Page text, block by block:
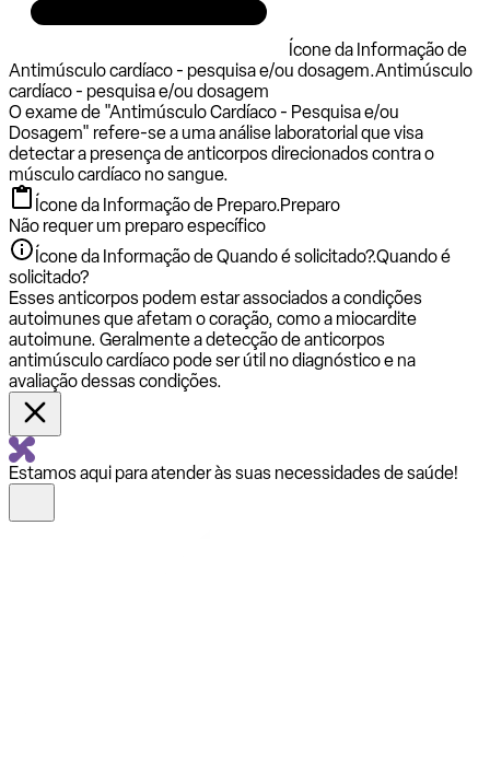
Ícone da Informação de
Antimúsculo cardíaco - pesquisa e/ou dosagem.Antimúsculo
cardíaco - pesquisa e/ou dosagem
O exame de "Antimúsculo Cardíaco - Pesquisa e/ou
Dosagem" refere-se a uma análise laboratorial que visa
detectar a presença de anticorpos direcionados contra o
músculo cardíaco no sangue.
Ícone da Informação de Preparo.Preparo
Não requer um preparo específico
Ícone da Informação de Quando é solicitado?.Quando é
solicitado?
Esses anticorpos podem estar associados a condições
autoimunes que afetam o coração, como a miocardite
autoimune. Geralmente a detecção de anticorpos
antimúsculo cardíaco pode ser útil no diagnóstico e na
avaliação dessas condições.
Estamos aqui para atender às suas necessidades de saúde!